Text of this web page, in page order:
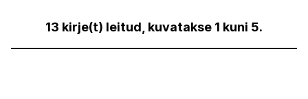
13 kirje(t) leitud, kuvatakse 1 kuni 5.